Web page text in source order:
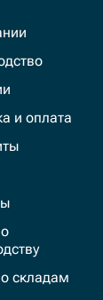
и оплата
складам